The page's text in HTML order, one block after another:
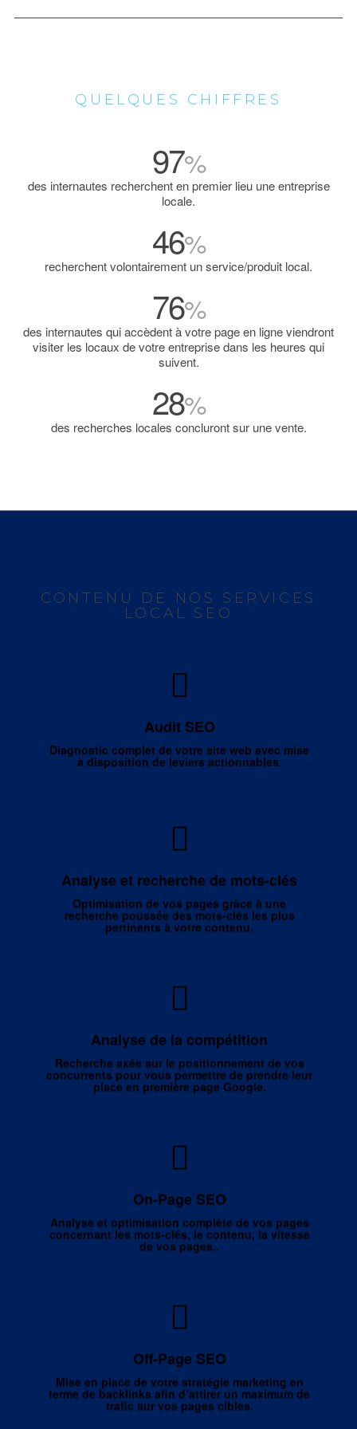
QUELQUES CHIFFRES
97%
des internautes recherchent en premier lieu une entreprise
locale.
46%
recherchent volontairement un service/produit local.
76%
des internautes qui accèdent à votre page en ligne viendront
visiter les locaux de votre entreprise dans les heures qui
suivent.
28%
des recherches locales concluront sur une vente.
CONTENU DE NOS SERVICES
LOCAL SEO
Audit SEO
Diagnostic complet de votre site web avec mise
à disposition de leviers actionnables.
Le diagnostic d’un site web vous permettra d’obtenir une
des leviers actionnables vous permettant de savoir
exactement quoi corriger et comment.
Analyse et recherche de mots-clés
Optimisation de vos pages grâce à une
recherche poussée des mots-clés les plus
pertinents à votre contenu.
Il est crucial de savoir quels mots-clés utiliser dans vos
pages : cela vous permet de cibler une audience
pertinente par rapport au contenu et améliorer
considérablement le trafic.
Analyse de la compétition
Recherche axée sur le positionnement de vos
concurrents pour vous permettre de prendre leur
place en première page Google.
analysant les concurrents et trouver leur points faibles
afin de mieux se positionner.
On-Page SEO
Analyse et optimisation complète de vos pages
concernant les mots-clés, le contenu, la vitesse
de vos pages..
le site web, travailler sur un contenu
rapport la recherche des mots-clés, adapter les pages
web en conséquences et accélérer la vitesse de
chargement etc..
Off-Page SEO
Mise en place de votre stratégie marketing en
terme de backlinks afin d’attirer un maximum de
trafic sur vos pages cibles.
du site web fait référence au Link
Building : Essentiellement la création de liens sur des
pages à forte autorité et trafic élevé ce qui permet de
rediriger le trafic sur votre site web.